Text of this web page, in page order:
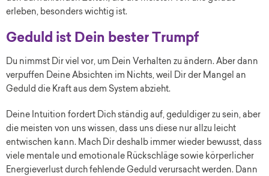
erleben, besonders wichtig ist.
Geduld ist Dein bester Trumpf
Du nimmst Dir viel vor, um Dein Verhalten zu ändern. Aber dann
verpuffen Deine Absichten im Nichts, weil Dir der Mangel an
Geduld die Kraft aus dem System abzieht.
Deine Intuition fordert Dich ständig auf, geduldiger zu sein, aber
die meisten von uns wissen, dass uns diese nur allzu leicht
entwischen kann. Mach Dir deshalb immer wieder bewusst, dass
viele mentale und emotionale Rückschläge sowie körperlicher
Energieverlust durch fehlende Geduld verursacht werden. Dann